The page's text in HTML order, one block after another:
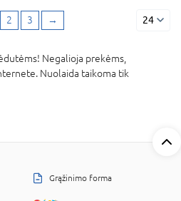
2 3 → 24
Negalioja prekėms,
Nuolaida taikoma tik
Grąžinimo forma